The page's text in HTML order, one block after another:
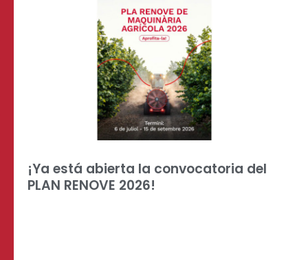
¡Ya está abierta la convocatoria del
PLAN RENOVE 2026!